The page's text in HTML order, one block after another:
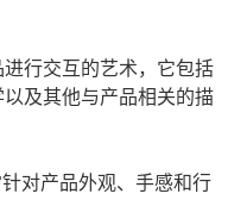
行交互的艺术，它包括
及其他与产品相关的描
对产品外观、手感和行